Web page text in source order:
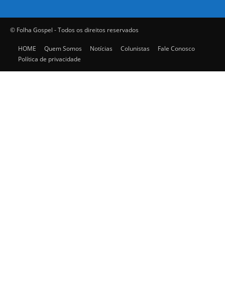
© Folha Gospel - Todos os direitos reservados
HOME Quem Somos Notícias Colunistas
Fale Conosco
Política de privacidade